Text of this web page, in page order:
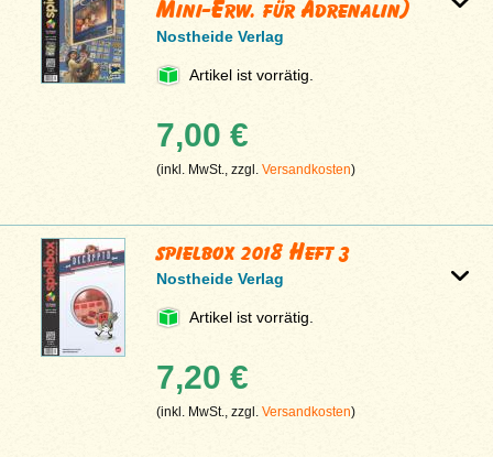
Mini-Erw. für Adrenalin)
Nostheide Verlag
Artikel ist vorrätig.
7,00 €
(inkl. MwSt., zzgl.Versandkosten)
spielbox 2018 Heft 3
Nostheide Verlag
Artikel ist vorrätig.
7,20 €
(inkl. MwSt., zzgl.Versandkosten)